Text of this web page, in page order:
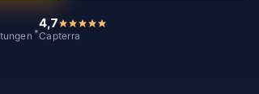
*
4,7
Capterra